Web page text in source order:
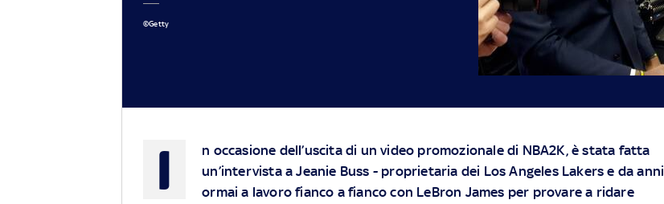
©Getty
I
n occasione dell’uscita di un video promozionale di NBA2K, è stata fatta
un’intervista a Jeanie Buss - proprietaria dei Los Angeles Lakers e da anni
ormai a lavoro fianco a fianco con LeBron James per provare a ridare